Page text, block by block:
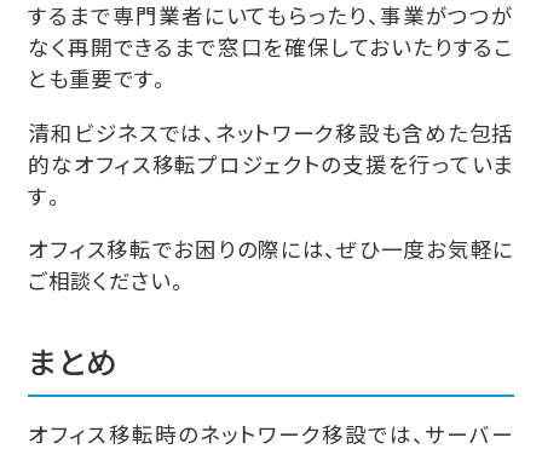
するまで専門業者にいてもらったり、事業がつつが
なく再開できるまで窓口を確保しておいたりするこ
とも重要です。
清和ビジネスでは、ネットワーク移設も含めた包括
的なオフィス移転プロジェクトの支援を行っていま
す。
オフィス移転でお困りの際には、ぜひ一度お気軽に
ご相談ください。
まとめ
オフィス移転時のネットワーク移設では、サーバー